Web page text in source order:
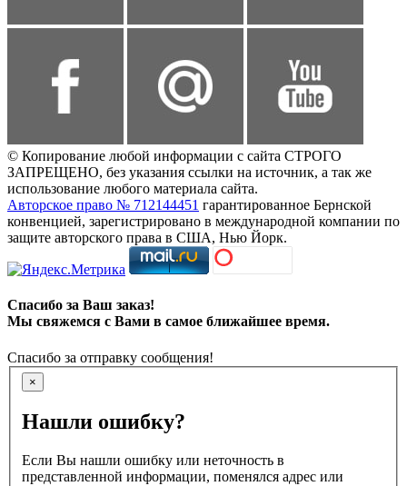
© Копирование любой информации с сайта СТРОГО
ЗАПРЕЩЕНО, без указания ссылки на источник, а так же
использование любого материала сайта.
Авторское право № 712144451 гарантированное Бернской
конвенцией, зарегистрировано в международной компании по
защите авторского права в США, Нью Йорк.
Спасибо за Ваш заказ!
Мы свяжемся с Вами в самое ближайшее время.
Спасибо за отправку сообщения!
×
Нашли ошибку?
Если Вы нашли ошибку или неточность в
представленной информации, поменялся адрес или